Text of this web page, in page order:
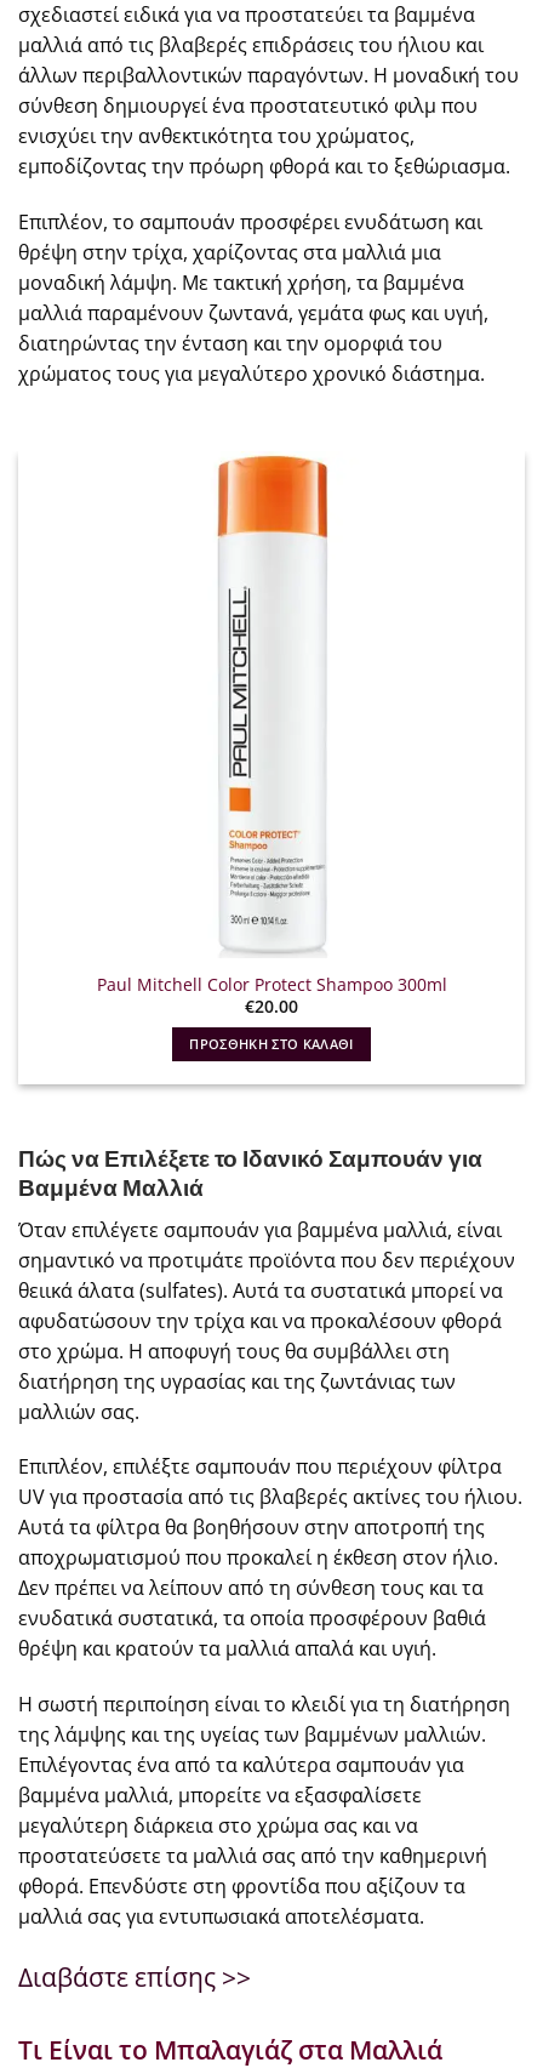
σχεδιαστεί ειδικά για να προστατεύει τα βαμμένα
μαλλιά από τις βλαβερές επιδράσεις του ήλιου και
άλλων περιβαλλοντικών παραγόντων. Η μοναδική του
σύνθεση δημιουργεί ένα προστατευτικό φιλμ που
ενισχύει την ανθεκτικότητα του χρώματος,
εμποδίζοντας την πρόωρη φθορά και το ξεθώριασμα.
Επιπλέον, το σαμπουάν προσφέρει ενυδάτωση και
θρέψη στην τρίχα, χαρίζοντας στα μαλλιά μια
μοναδική λάμψη. Με τακτική χρήση, τα βαμμένα
μαλλιά παραμένουν ζωντανά, γεμάτα φως και υγιή,
διατηρώντας την ένταση και την ομορφιά του
χρώματος τους για μεγαλύτερο χρονικό διάστημα.
Paul Mitchell Color Protect Shampoo 300ml
€20.00
ΠΡΟΣΘΉΚΗ ΣΤΟ ΚΑΛΆΘΙ
Πώς να Επιλέξετε το Ιδανικό Σαμπουάν για
Βαμμένα Μαλλιά
Όταν επιλέγετε σαμπουάν για βαμμένα μαλλιά, είναι
σημαντικό να προτιμάτε προϊόντα που δεν περιέχουν
θειικά άλατα (sulfates). Αυτά τα συστατικά μπορεί να
αφυδατώσουν την τρίχα και να προκαλέσουν φθορά
στο χρώμα. Η αποφυγή τους θα συμβάλλει στη
διατήρηση της υγρασίας και της ζωντάνιας των
μαλλιών σας.
Επιπλέον, επιλέξτε σαμπουάν που περιέχουν φίλτρα
UV για προστασία από τις βλαβερές ακτίνες του ήλιου.
Αυτά τα φίλτρα θα βοηθήσουν στην αποτροπή της
αποχρωματισμού που προκαλεί η έκθεση στον ήλιο.
Δεν πρέπει να λείπουν από τη σύνθεση τους και τα
ενυδατικά συστατικά, τα οποία προσφέρουν βαθιά
θρέψη και κρατούν τα μαλλιά απαλά και υγιή.
Η σωστή περιποίηση είναι το κλειδί για τη διατήρηση
της λάμψης και της υγείας των βαμμένων μαλλιών.
Επιλέγοντας ένα από τα καλύτερα σαμπουάν για
βαμμένα μαλλιά, μπορείτε να εξασφαλίσετε
μεγαλύτερη διάρκεια στο χρώμα σας και να
προστατεύσετε τα μαλλιά σας από την καθημερινή
φθορά. Επενδύστε στη φροντίδα που αξίζουν τα
μαλλιά σας για εντυπωσιακά αποτελέσματα.
Διαβάστε επίσης >>
Τι Είναι το Μπαλαγιάζ στα Μαλλιά